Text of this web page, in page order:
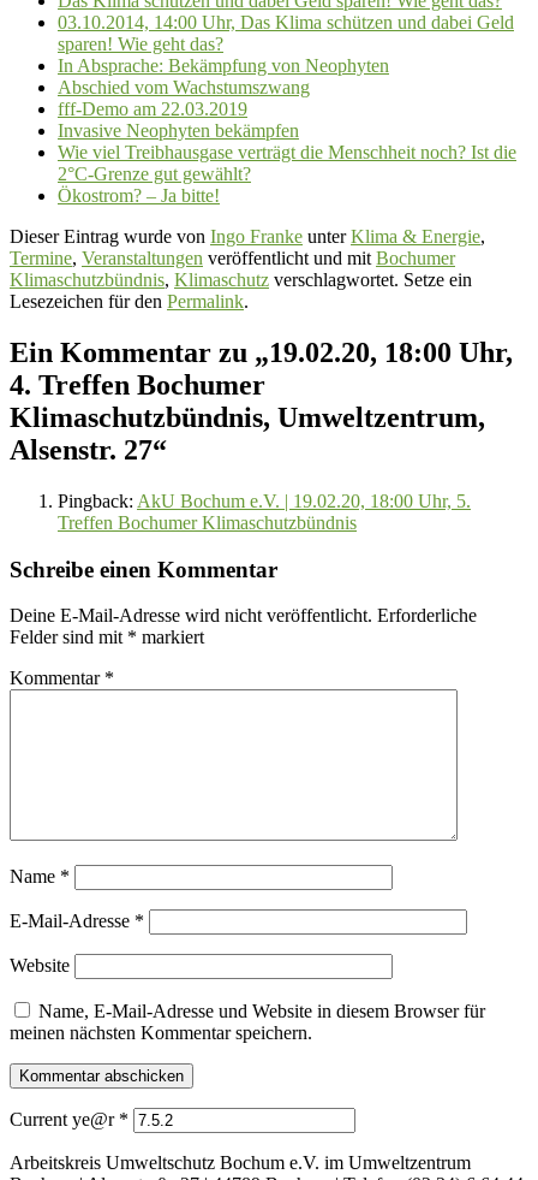
03.10.2014, 14:00 Uhr, Das Klima schützen und dabei Geld
sparen! Wie geht das?
In Absprache: Bekämpfung von Neophyten
Abschied vom Wachstumszwang
fff-Demo am 22.03.2019
Invasive Neophyten bekämpfen
Wie viel Treibhausgase verträgt die Menschheit noch? Ist die
2°C-Grenze gut gewählt?
Ökostrom? – Ja bitte!
Dieser Eintrag wurde von Ingo Franke unterKlima & Energie,
Termine, Veranstaltungen veröffentlicht und mit Bochumer
Klimaschutzbündnis, Klimaschutz verschlagwortet. Setze ein
Lesezeichen für den Permalink.
Ein Kommentar zu „19.02.20, 18:00 Uhr,
4. Treffen Bochumer
Klimaschutzbündnis, Umweltzentrum,
Alsenstr. 27“
Pingback: AkU Bochum e.V. | 19.02.20, 18:00 Uhr, 5.
Treffen Bochumer Klimaschutzbündnis
Schreibe einen Kommentar
Deine E-Mail-Adresse wird nicht veröffentlicht. Erforderliche
Felder sind mit * markiert
Kommentar *
Name *
E-Mail-Adresse *
Website
Name, E-Mail-Adresse und Website in diesem Browser für
meinen nächsten Kommentar speichern.
Current ye@r *
Arbeitskreis Umweltschutz Bochum e.V. im Umweltzentrum